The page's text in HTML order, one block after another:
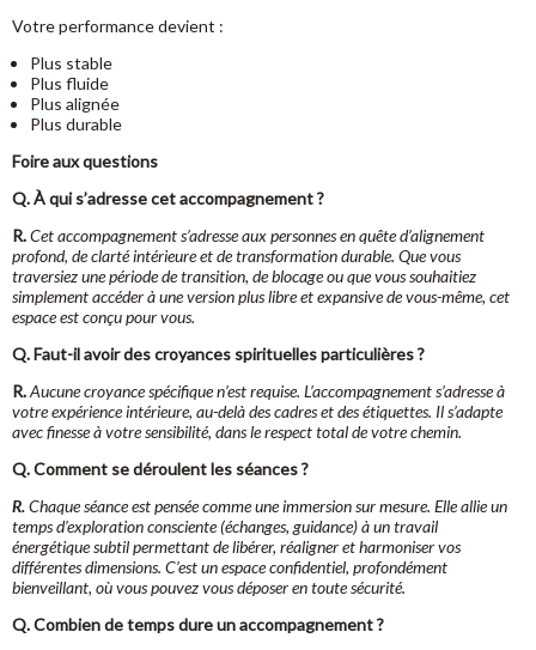
Votre performance devient :
Plus stable
Plus fluide
Plus alignée
Plus durable
Foire aux questions
Q. À qui s’adresse cet accompagnement ?
R.Cet accompagnement s’adresse aux personnes en quête d’alignement
profond, de clarté intérieure et de transformation durable. Que vous
traversiez une période de transition, de blocage ou que vous souhaitiez
simplement accéder à une version plus libre et expansive de vous-même, cet
espace est conçu pour vous.
Q. Faut-il avoir des croyances spirituelles particulières ?
R.Aucune croyance spécifique n’est requise. L’accompagnement s’adresse à
votre expérience intérieure, au-delà des cadres et des étiquettes. Il s’adapte
avec finesse à votre sensibilité, dans le respect total de votre chemin.
Q. Comment se déroulent les séances ?
R.Chaque séance est pensée comme une immersion sur mesure. Elle allie un
temps d’exploration consciente (échanges, guidance) à un travail
énergétique subtil permettant de libérer, réaligner et harmoniser vos
différentes dimensions. C’est un espace confidentiel, profondément
bienveillant, où vous pouvez vous déposer en toute sécurité.
Q. Combien de temps dure un accompagnement ?